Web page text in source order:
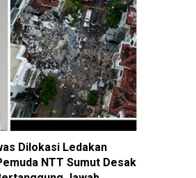
Dilokasi Ledakan
NTT Sumut Desak